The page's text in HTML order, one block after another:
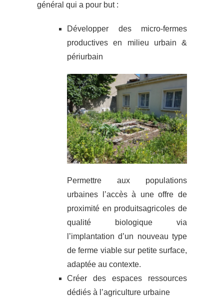
général qui a pour but :
Développer des micro-fermes
productives en milieu urbain &
périurbain
Permettre aux populations
urbaines l’accès à une offre de
proximité en produitsagricoles de
qualité biologique via
l’implantation d’un nouveau type
de ferme viable sur petite surface,
adaptée au contexte.
Créer des espaces ressources
dédiés à l’agriculture urbaine